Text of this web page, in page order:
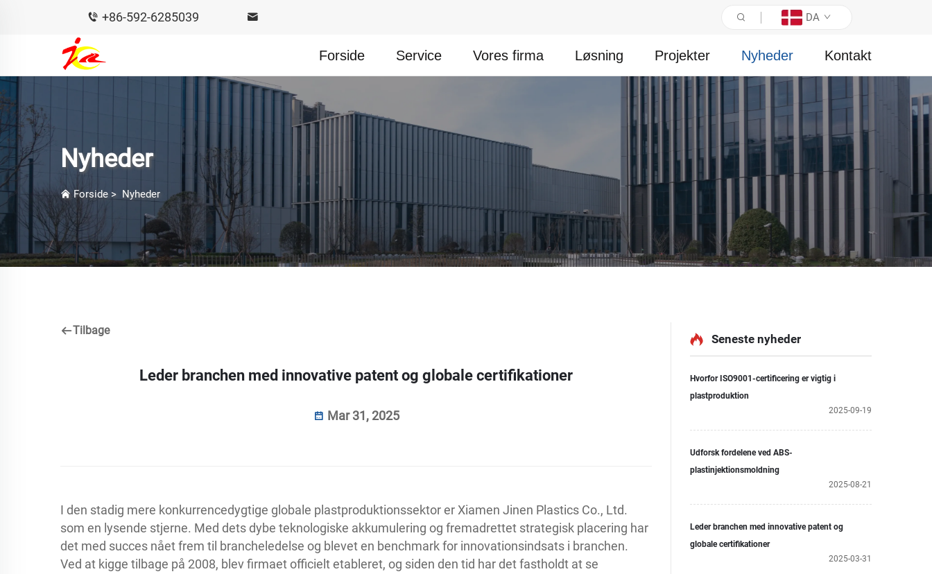
+86-592-6285039 DA
Forside Service Vores firma Løsning Projekter Nyheder Kontakt
Nyheder
Forside > Nyheder
Tilbage
Leder branchen med innovative patent og globale certifikationer
Mar 31, 2025
I den stadig mere konkurrencedygtige globale plastproduktionssektor er Xiamen Jinen Plastics Co., Ltd.
som en lysende stjerne. Med dets dybe teknologiske akkumulering og fremadrettet strategisk placering har
det med succes nået frem til brancheledelse og blevet en benchmark for innovationsindsats i branchen.
Ved at kigge tilbage på 2008, blev firmaet officielt etableret, og siden den tid har det fastholdt at se
Seneste nyheder
Hvorfor ISO9001-certificering er vigtig i
plastproduktion
2025-09-19
Udforsk fordelene ved ABS-
plastinjektionsmoldning
2025-08-21
Leder branchen med innovative patent og
globale certifikationer
2025-03-31